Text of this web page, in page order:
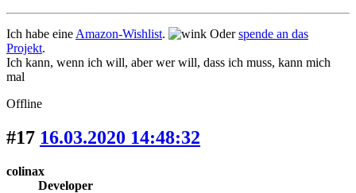
Ich habe eine Amazon-Wishlist. Oderspende an das
Projekt.
Ich kann, wenn ich will, aber wer will, dass ich muss, kann mich
mal
Offline
#17 16.03.2020 14:48:32
colinax
Developer